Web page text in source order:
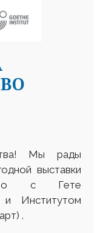
Мы рады
выставки
с Гете
и Институтом
.